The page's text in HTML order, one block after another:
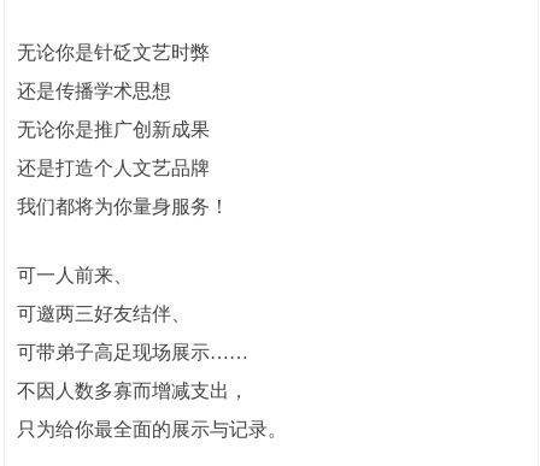
无论你是针砭文艺时弊
还是传播学术思想
无论你是推广创新成果
还是打造个人文艺品牌
我们都将为你量身服务！
可一人前来、
可邀两三好友结伴、
可带弟子高足现场展示……
不因人数多寡而增减支出，
只为给你最全面的展示与记录。